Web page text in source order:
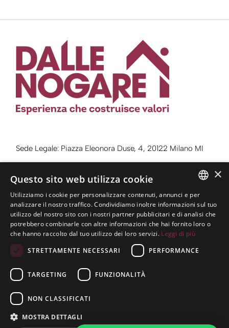
Sede Legale: Piazza Eleonora Duse, 4, 20122 Milano MI
Sede Operativa: Via Benedetto Giovanelli, 23, 38122
Trento TN
Telefono:0461 984100
Email:info@dallenogare.it
C.F. / P.IVA: 01550480220
Privacy Policy
Cookie Policy
ITALIAN
ENGLISH
×
Questo sito web utilizza cookie
Utilizziamo i cookie per personalizzare contenuti, annunci e per
analizzare il nostro traffico. Condividiamo inoltre informazioni sul tuo
utilizzo del nostro sito con i nostri partner pubblicitari e di analisi che
potrebbero combinarle con altre informazioni che hai fornito loro o
che hanno raccolto dal tuo utilizzo dei loro servizi. Leggi di più
STRETTAMENTE NECESSARI
PERFORMANCE
TARGETING FUNZIONALITÀ
NON CLASSIFICATI
MOSTRA DETTAGLI